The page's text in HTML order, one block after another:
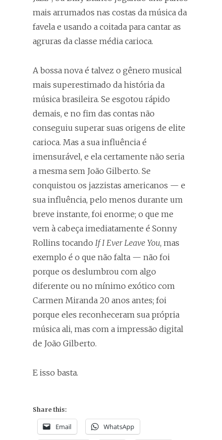
mais arrumados nas costas da música da
favela e usando a coitada para cantar as
agruras da classe média carioca.
A bossa nova é talvez o gênero musical
mais superestimado da história da
música brasileira. Se esgotou rápido
demais, e no fim das contas não
conseguiu superar suas origens de elite
carioca. Mas a sua influência é
imensurável, e ela certamente não seria
a mesma sem João Gilberto. Se
conquistou os jazzistas americanos — e
sua influência, pelo menos durante um
breve instante, foi enorme; o que me
vem à cabeça imediatamente é Sonny
Rollins tocando If I Ever Leave You, mas
exemplo é o que não falta — não foi
porque os deslumbrou com algo
diferente ou no mínimo exótico com
Carmen Miranda 20 anos antes; foi
porque eles reconheceram sua própria
música ali, mas com a impressão digital
de João Gilberto.
E isso basta.
Share this:
Email WhatsApp